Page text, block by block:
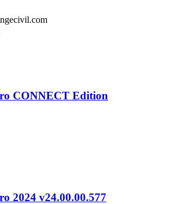
CONNECT Edition
2024 v24.00.00.577